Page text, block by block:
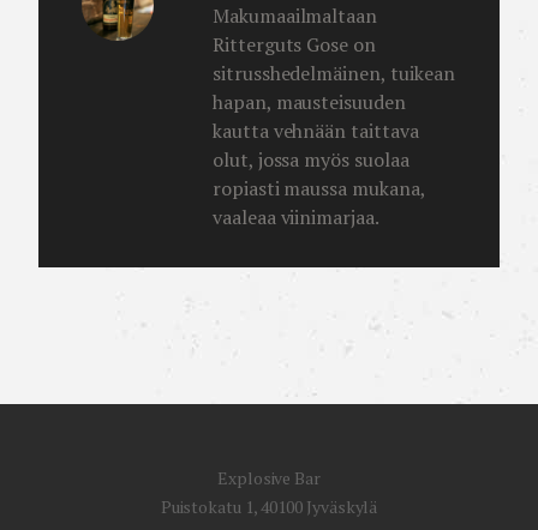
Makumaailmaltaan
Ritterguts Gose on
sitrusshedelmäinen, tuikean
hapan, mausteisuuden
kautta vehnään taittava
olut, jossa myös suolaa
ropiasti maussa mukana,
vaaleaa viinimarjaa.
Explosive Bar
Puistokatu 1, 40100 Jyväskylä